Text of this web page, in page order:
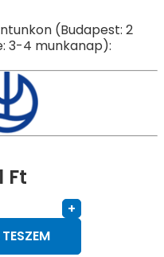
(Budapest: 2
3-4 munkanap):
Ft
+